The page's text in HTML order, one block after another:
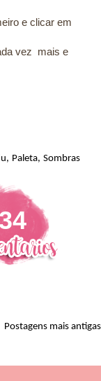
e clicar em
vez mais e
, Paleta,Sombras
34
Postagens mais antigas